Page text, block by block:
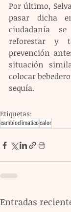
Por último,
pasar dicha
ciudadanía
reforestar y
prevención
situación
colocar
sequía.
Etiquetas:
cambioclimaticocalor
Entradas